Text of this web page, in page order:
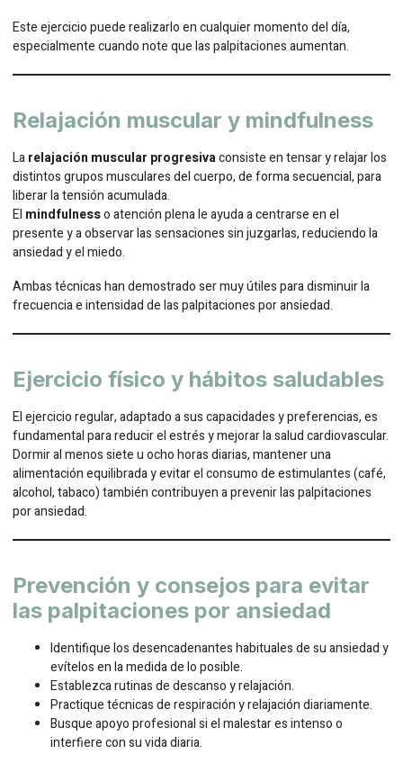
Este ejercicio puede realizarlo en cualquier momento del día,
especialmente cuando note que las palpitaciones aumentan.
Relajación muscular y mindfulness
Larelajación muscular progresivaconsiste en tensar y relajar los
distintos grupos musculares del cuerpo, de forma secuencial, para
liberar la tensión acumulada.
El mindfulnesso atención plena le ayuda a centrarse en el
presente y a observar las sensaciones sin juzgarlas, reduciendo la
ansiedad y el miedo.
Ambas técnicas han demostrado ser muy útiles para disminuir la
frecuencia e intensidad de las palpitaciones por ansiedad.
Ejercicio físico y hábitos saludables
El ejercicio regular, adaptado a sus capacidades y preferencias, es
fundamental para reducir el estrés y mejorar la salud cardiovascular.
Dormir al menos siete u ocho horas diarias, mantener una
alimentación equilibrada y evitar el consumo de estimulantes (café,
alcohol, tabaco) también contribuyen a prevenir las palpitaciones
por ansiedad.
Prevención y consejos para evitar
las palpitaciones por ansiedad
Identifique los desencadenantes habituales de su ansiedad y
evítelos en la medida de lo posible.
Establezca rutinas de descanso y relajación.
Practique técnicas de respiración y relajación diariamente.
Busque apoyo profesional si el malestar es intenso o
interfiere con su vida diaria.